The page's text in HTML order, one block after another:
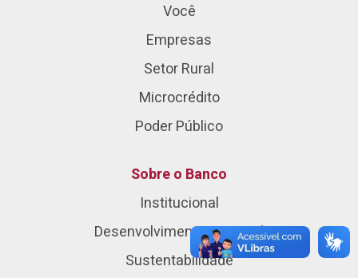
Você
Empresas
Setor Rural
Microcrédito
Poder Público
Sobre o Banco
Institucional
Desenvolvimento Regional
Sustentabilidade